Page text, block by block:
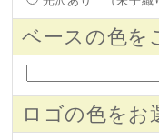
ベースの色を
ロゴの色をお